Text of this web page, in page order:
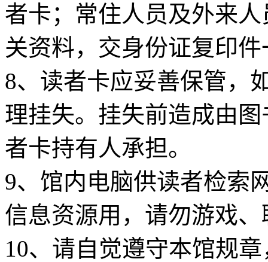
者卡；常住人员及外来
关资料，交身份证复印
8、读者卡应妥善保管，
理挂失。挂失前造成由
者卡持有人承担。
9、馆内电脑供读者检索
信息资源用，请勿游戏
10、请自觉遵守本馆规